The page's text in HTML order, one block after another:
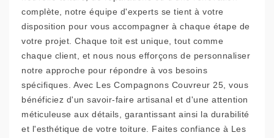
complète, notre équipe d'experts se tient à votre
disposition pour vous accompagner à chaque étape de
votre projet. Chaque toit est unique, tout comme
chaque client, et nous nous efforçons de personnaliser
notre approche pour répondre à vos besoins
spécifiques. Avec Les Compagnons Couvreur 25, vous
bénéficiez d'un savoir-faire artisanal et d'une attention
méticuleuse aux détails, garantissant ainsi la durabilité
et l'esthétique de votre toiture. Faites confiance à Les